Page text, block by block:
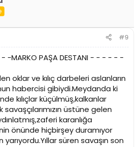
#9
PAŞA DESTANI - - - - - -
oklar ve kılıç darbeleri aslanların
habercisi gibiydi.Meydanda ki
kılıçlar küçülmüş,kalkanlar
üstüne gelen
karanlığa
önünde hiçbirşey duramıyor
süren savaşın son